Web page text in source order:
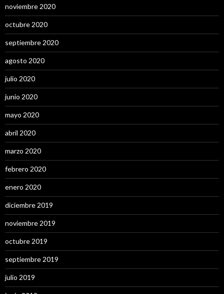
noviembre 2020
octubre 2020
septiembre 2020
agosto 2020
julio 2020
junio 2020
mayo 2020
abril 2020
marzo 2020
febrero 2020
enero 2020
diciembre 2019
noviembre 2019
octubre 2019
septiembre 2019
julio 2019